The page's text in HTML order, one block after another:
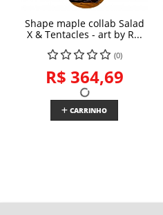
Shape maple collab Salad
X & Tentacles - art by R...
(0)
R$ 364,69
CARRINHO